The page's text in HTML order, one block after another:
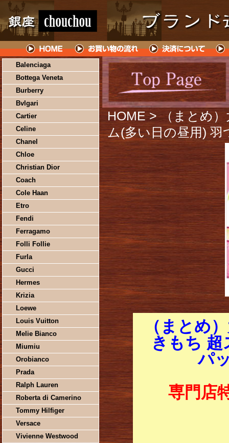
Balenciaga
Bottega Veneta
Burberry
Bvlgari
Cartier
Celine
Chanel
Chloe
Christian Dior
Coach
Cole Haan
Etro
Fendi
Ferragamo
Folli Follie
Furla
Gucci
Hermes
Krizia
Loewe
Louis Vuitton
Melie Bianco
Miumiu
Orobianco
Prada
Ralph Lauren
Roberta di Camerino
Tommy Hilfiger
Versace
Vivienne Westwood
HOME > （まとめ
ム(多い日の昼用)
（まとめ
きもち
パ
専門店